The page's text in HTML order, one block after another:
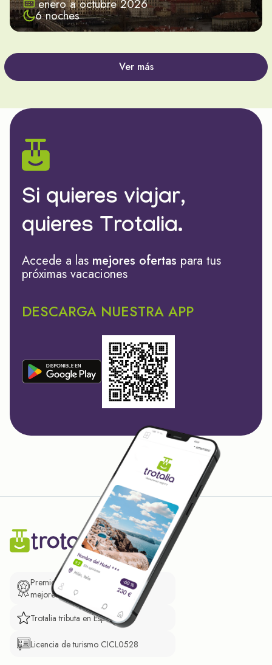
enero a octubre 2026
6 noches
Ver más
Si quieres viajar,
quieres Trotalia.
Accede a las mejores ofertas para tus
próximas vacaciones
DESCARGA NUESTRA APP
Premio de El Confidencial a las
mejores prácticas empresariales.
Trotalia tributa en España
Licencia de turismo CICL0528